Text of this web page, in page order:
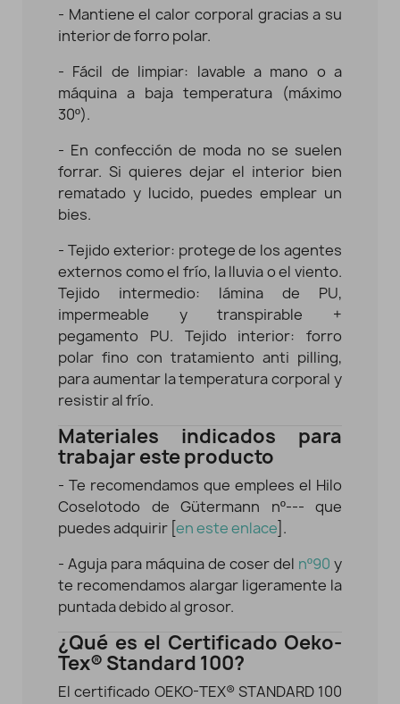
- Mantiene el calor corporal gracias a su
interior de forro polar.
- Fácil de limpiar: lavable a mano o a
máquina a baja temperatura (máximo
30º).
- En confección de moda no se suelen
forrar. Si quieres dejar el interior bien
rematado y lucido, puedes emplear un
bies.
- Tejido exterior: protege de los agentes
externos como el frío, la lluvia o el viento.
Tejido intermedio: lámina de PU,
impermeable y transpirable +
pegamento PU. Tejido interior: forro
polar fino con tratamiento anti pilling,
para aumentar la temperatura corporal y
resistir al frío.
Materiales indicados para
trabajar este producto
- Te recomendamos que emplees el Hilo
Coselotodo de Gütermann nº--- que
puedes adquirir [ en este enlace ].
- Aguja para máquina de coser del nº90 y
te recomendamos alargar ligeramente la
puntada debido al grosor.
¿Qué es el Certificado Oeko-
Tex® Standard 100?
El certificado OEKO-TEX® STANDARD 100